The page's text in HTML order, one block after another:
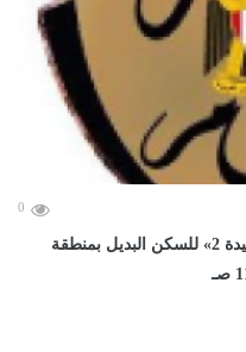
0
رئيس الوزراء يتفقد مشروع «روضة السيدة 2» للسكن البديل بمنطقة